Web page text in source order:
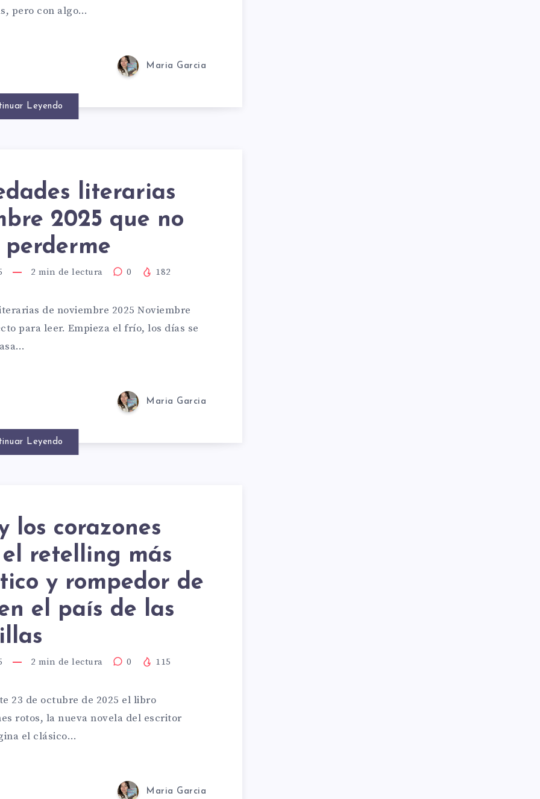
pero con algo…
Maria Garcia
Leyendo
literarias
2025 que no
2 min de lectura 0 182
de noviembre 2025 Noviembre
para leer. Empieza el frío, los días se
Maria Garcia
Leyendo
los corazones
el retelling más
y rompedor de
el país de las
2 min de lectura 0 115
23 de octubre de 2025 el libro
rotos, la nueva novela del escritor
el clásico…
Maria Garcia